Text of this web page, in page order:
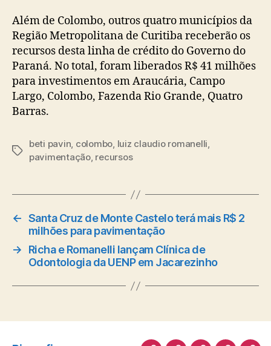
Além de Colombo, outros quatro municípios da
Região Metropolitana de Curitiba receberão os
recursos desta linha de crédito do Governo do
Paraná. No total, foram liberados R$ 41 milhões
para investimentos em Araucária, Campo
Largo, Colombo, Fazenda Rio Grande, Quatro
Barras.
Tags
beti pavin, colombo, luiz claudio romanelli,
pavimentação, recursos
← Santa Cruz de Monte Castelo terá mais R$ 2
milhões para pavimentação
→
Richa e Romanelli lançam Clínica de
Odontologia da UENP em Jacarezinho